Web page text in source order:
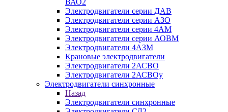
ВАО2
Электродвигатели серии ДАВ
Электродвигатели серии АЗО
Электродвигатели серии 4АМ
Электродвигатели серии АОВМ
Электродвигатели 4АЗМ
Крановые электродвигатели
Электродвигатели 2АСВО
Электродвигатели 2АСВОу
Электродвигатели синхронные
Назад
Электродвигатели синхронные